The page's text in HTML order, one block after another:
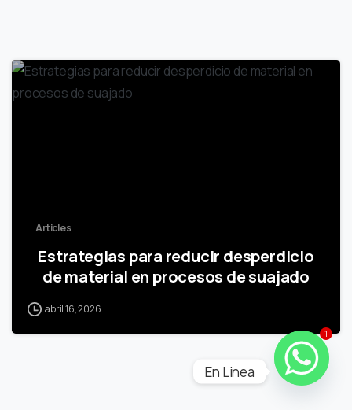
Articles
Estrategias para reducir desperdicio
de material en procesos de suajado
abril 16, 2026
1
En Linea